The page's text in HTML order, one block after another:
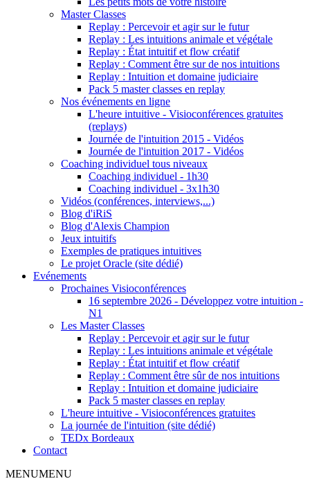
Master Classes
Replay : Percevoir et agir sur le futur
Replay : Les intuitions animale et végétale
Replay : État intuitif et flow créatif
Replay : Comment être sur de nos intuitions
Replay : Intuition et domaine judiciaire
Pack 5 master classes en replay
Nos événements en ligne
L'heure intuitive - Visioconférences gratuites
(replays)
Journée de l'intuition 2015 - Vidéos
Journée de l'intuition 2017 - Vidéos
Coaching individuel tous niveaux
Coaching individuel - 1h30
Coaching individuel - 3x1h30
Vidéos (conférences, interviews,...)
Blog d'iRiS
Blog d'Alexis Champion
Jeux intuitifs
Exemples de pratiques intuitives
Le projet Oracle (site dédié)
Evénements
Prochaines Visioconférences
16 septembre 2026 - Développez votre intuition -
N1
Les Master Classes
Replay : Percevoir et agir sur le futur
Replay : Les intuitions animale et végétale
Replay : État intuitif et flow créatif
Replay : Comment être sûr de nos intuitions
Replay : Intuition et domaine judiciaire
Pack 5 master classes en replay
L'heure intuitive - Visioconférences gratuites
La journée de l'intuition (site dédié)
TEDx Bordeaux
Contact
MENUMENU